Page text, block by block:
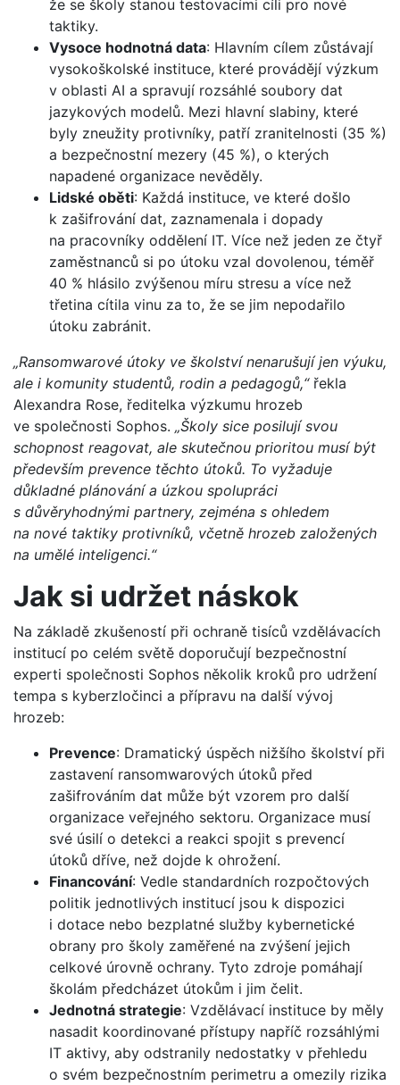
že se školy stanou testovacími cíli pro nové
taktiky.
Vysoce hodnotná data: Hlavním cílem zůstávají
vysokoškolské instituce, které provádějí výzkum
v oblasti AI a spravují rozsáhlé soubory dat
jazykových modelů. Mezi hlavní slabiny, které
byly zneužity protivníky, patří zranitelnosti (35 %)
a bezpečnostní mezery (45 %), o kterých
napadené organizace nevěděly.
Lidské oběti: Každá instituce, ve které došlo
k zašifrování dat, zaznamenala i dopady
na pracovníky oddělení IT. Více než jeden ze čtyř
zaměstnanců si po útoku vzal dovolenou, téměř
40 % hlásilo zvýšenou míru stresu a více než
třetina cítila vinu za to, že se jim nepodařilo
útoku zabránit.
„Ransomwarové útoky ve školství nenarušují jen výuku,
ale i komunity studentů, rodin a pedagogů,“řekla
Alexandra Rose, ředitelka výzkumu hrozeb
ve společnosti Sophos. „Školy sice posilují svou
schopnost reagovat, ale skutečnou prioritou musí být
především prevence těchto útoků. To vyžaduje
důkladné plánování a úzkou spolupráci
s důvěryhodnými partnery, zejména s ohledem
na nové taktiky protivníků, včetně hrozeb založených
na umělé inteligenci.“
Jak si udržet náskok
Na základě zkušeností při ochraně tisíců vzdělávacích
institucí po celém světě doporučují bezpečnostní
experti společnosti Sophos několik kroků pro udržení
tempa s kyberzločinci a přípravu na další vývoj
hrozeb:
Prevence: Dramatický úspěch nižšího školství při
zastavení ransomwarových útoků před
zašifrováním dat může být vzorem pro další
organizace veřejného sektoru. Organizace musí
své úsilí o detekci a reakci spojit s prevencí
útoků dříve, než dojde k ohrožení.
Financování: Vedle standardních rozpočtových
politik jednotlivých institucí jsou k dispozici
i dotace nebo bezplatné služby kybernetické
obrany pro školy zaměřené na zvýšení jejich
celkové úrovně ochrany. Tyto zdroje pomáhají
školám předcházet útokům i jim čelit.
Jednotná strategie: Vzdělávací instituce by měly
nasadit koordinované přístupy napříč rozsáhlými
IT aktivy, aby odstranily nedostatky v přehledu
o svém bezpečnostním perimetru a omezily rizika